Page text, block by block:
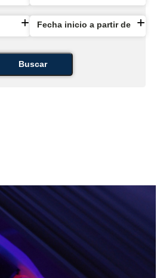
Fecha inicio a partir de
Buscar